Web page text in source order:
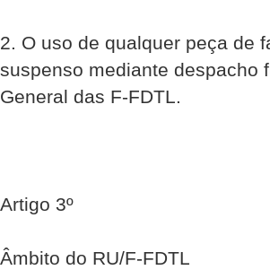
2. O uso de qualquer peça de
suspenso mediante despacho
General das F-FDTL.
Artigo 3º
Âmbito do RU/F-FDTL